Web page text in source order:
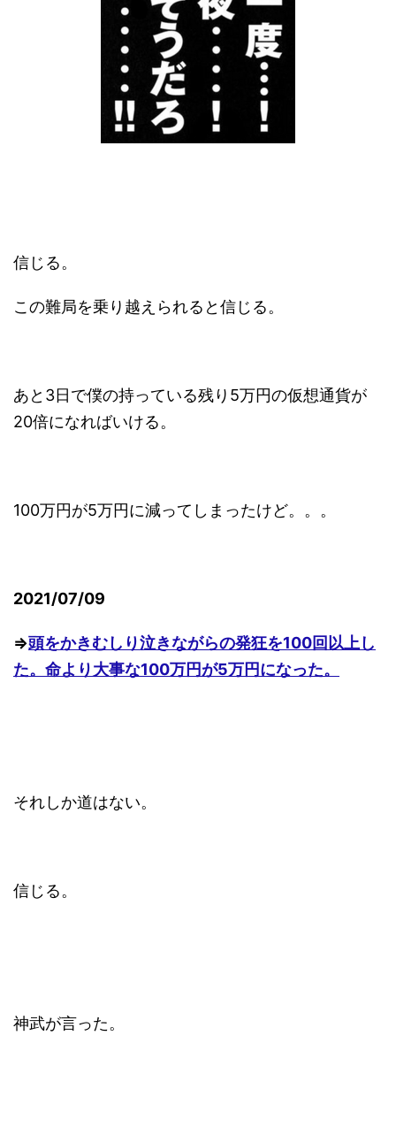
信じる。
この難局を乗り越えられると信じる。
あと3日で僕の持っている残り5万円の仮想通貨が
20倍になればいける。
100万円が5万円に減ってしまったけど。。。
2021/07/09
⇒頭をかきむしり泣きながらの発狂を100回以上し
た。命より大事な100万円が5万円になった。
それしか道はない。
信じる。
神武が言った。